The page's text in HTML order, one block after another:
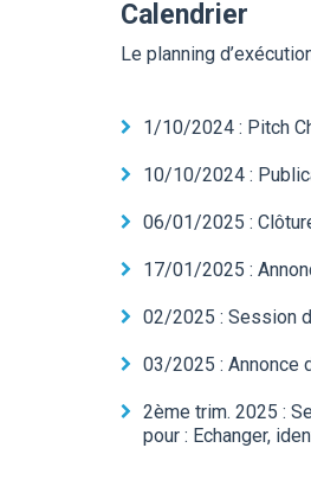
Calendrier
Le planning
1/10/2024 : Pitch
10/10/2024 :
06/01/2025 :
17/01/2025 :
02/2025 : Session
03/2025 : Annonce
2ème trim. 2025 :
pour : Echanger,